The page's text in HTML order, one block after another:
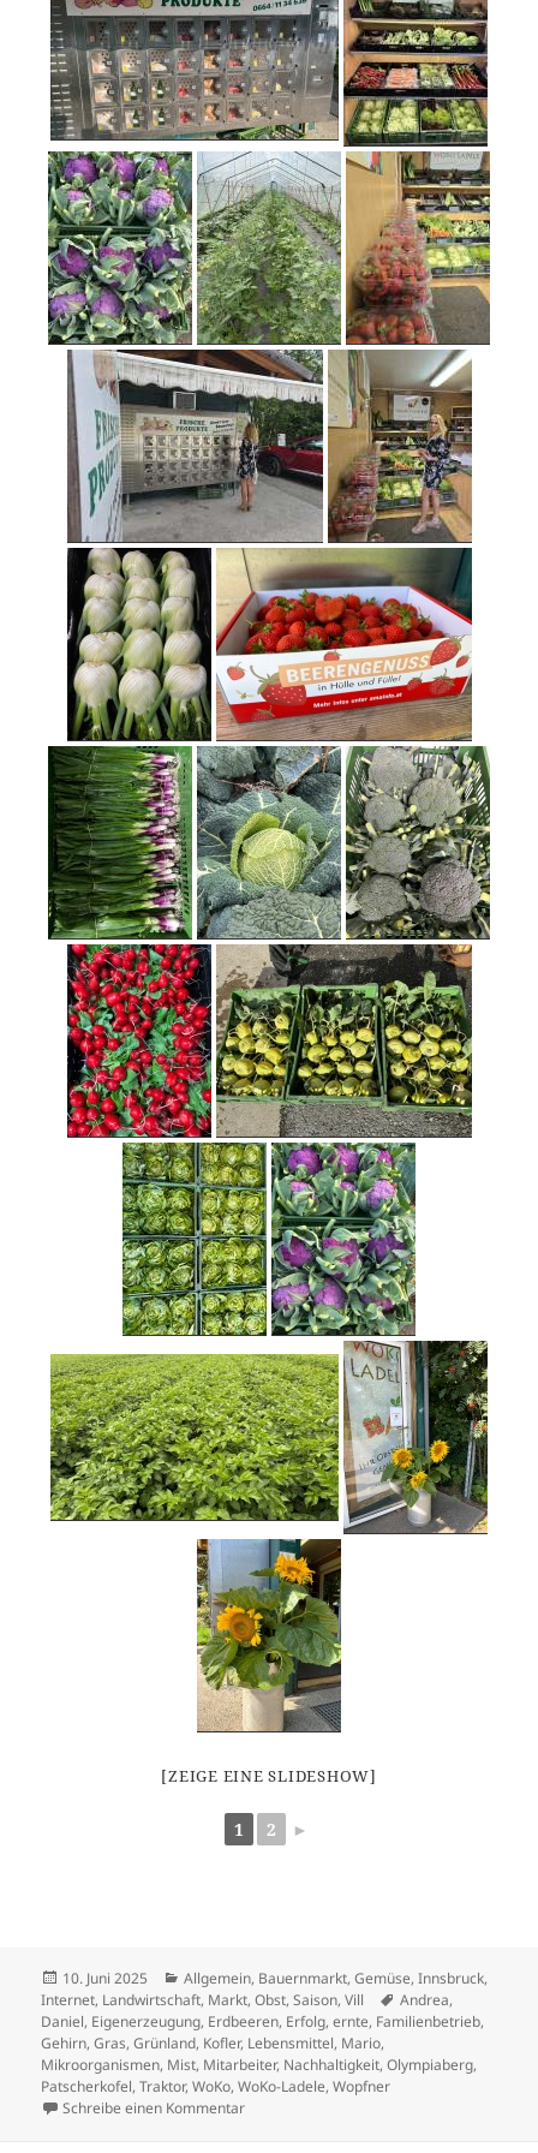
[ZEIGE EINE SLIDESHOW]
1 2 ►
Veröffentlicht
am
10. Juni 2025 Kategorien
Allgemein, Bauernmarkt,Gemüse,Innsbruck,
Internet, Landwirtschaft, Markt,Obst,Saison,Vill Schlagwörter
Andrea,
Daniel, Eigenerzeugung, Erdbeeren, Erfolg,ernte, Familienbetrieb,
Gehirn,Gras,Grünland, Kofler, Lebensmittel, Mario,
Mikroorganismen, Mist, Mitarbeiter, Nachhaltigkeit,Olympiaberg,
Patscherkofel,Traktor,WoKo,WoKo-Ladele,Wopfner
Schreibe einen Kommentarzu Sommer 2025